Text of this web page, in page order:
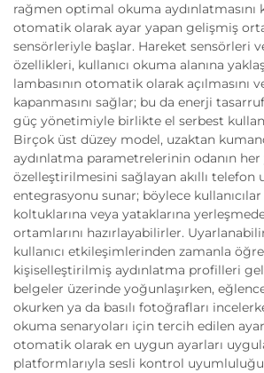
rağmen optimal okuma
otomatik olarak ayar yapan gelişmiş
sensörleriyle başlar. Hareket sensörleri
özellikleri, kullanıcı okuma alanına
lambasının otomatik olarak açılmasını
kapanmasını sağlar; bu da enerji
güç yönetimiyle birlikte el serbest
Birçok üst düzey model, uzaktan
aydınlatma parametrelerinin odanın
özelleştirilmesini sağlayan akıllı telefon
entegrasyonu sunar; böylece
koltuklarına veya yataklarına
ortamlarını hazırlayabilirler.
kullanıcı etkileşimlerinden zamanla
kişiselleştirilmiş aydınlatma profilleri
belgeler üzerinde yoğunlaşırken,
okurken ya da basılı fotoğrafları
okuma senaryoları için tercih edilen
otomatik olarak en uygun ayarları
platformlarıyla sesli kontrol